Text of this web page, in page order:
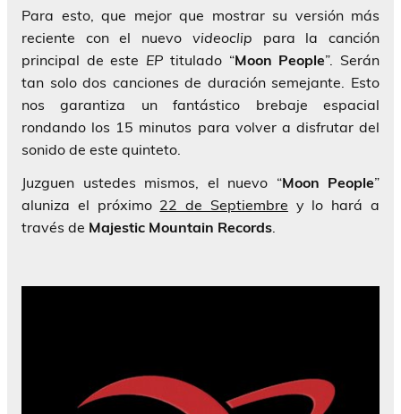
Para esto, que mejor que mostrar su versión más
reciente con el nuevo videoclip para la canción
principal de este EP titulado “Moon People”. Serán
tan solo dos canciones de duración semejante. Esto
nos garantiza un fantástico brebaje espacial
rondando los 15 minutos para volver a disfrutar del
sonido de este quinteto.
Juzguen ustedes mismos, el nuevo “Moon People”
aluniza el próximo 22 de Septiembre y lo hará a
través de Majestic Mountain Records.